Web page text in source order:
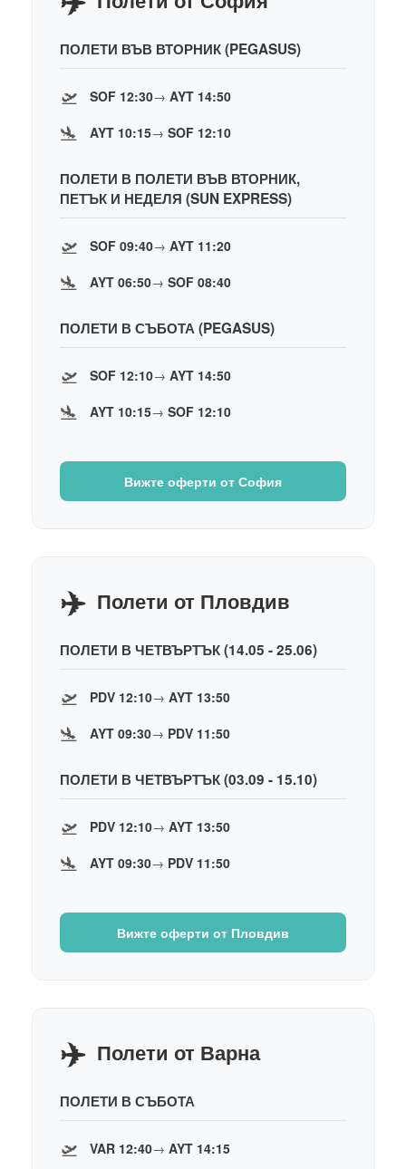
ПОЛЕТИ ВЪВ ВТОРНИК (PEGASUS)
🛫 SOF 12:30→ AYT 14:50
🛬 AYT 10:15→ SOF 12:10
ПОЛЕТИ В ПОЛЕТИ ВЪВ ВТОРНИК,
ПЕТЪК И НЕДЕЛЯ (SUN EXPRESS)
🛫 SOF 09:40→ AYT 11:20
🛬 AYT 06:50→ SOF 08:40
ПОЛЕТИ В СЪБОТА (PEGASUS)
🛫 SOF 12:10→ AYT 14:50
🛬 AYT 10:15→ SOF 12:10
Вижте оферти от София
✈️ Полети от Пловдив
ПОЛЕТИ В ЧЕТВЪРТЪК (14.05 - 25.06)
🛫 PDV 12:10→ AYT 13:50
🛬 AYT 09:30→ PDV 11:50
ПОЛЕТИ В ЧЕТВЪРТЪК (03.09 - 15.10)
🛫 PDV 12:10→ AYT 13:50
🛬 AYT 09:30→ PDV 11:50
Вижте оферти от Пловдив
✈️ Полети от Варна
ПОЛЕТИ В СЪБОТА
🛫 VAR 12:40→ AYT 14:15